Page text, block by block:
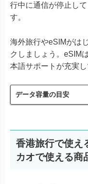
行中に通信が停止し
す。
海外旅行やeSIMがは
クしましょう。eSIM
本語サポートが充実
データ容量の目安
香港旅行で使え
カオで使える商